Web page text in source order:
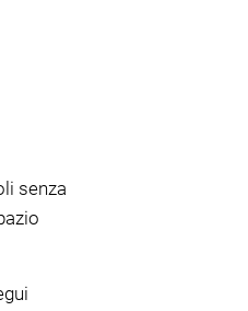
senza